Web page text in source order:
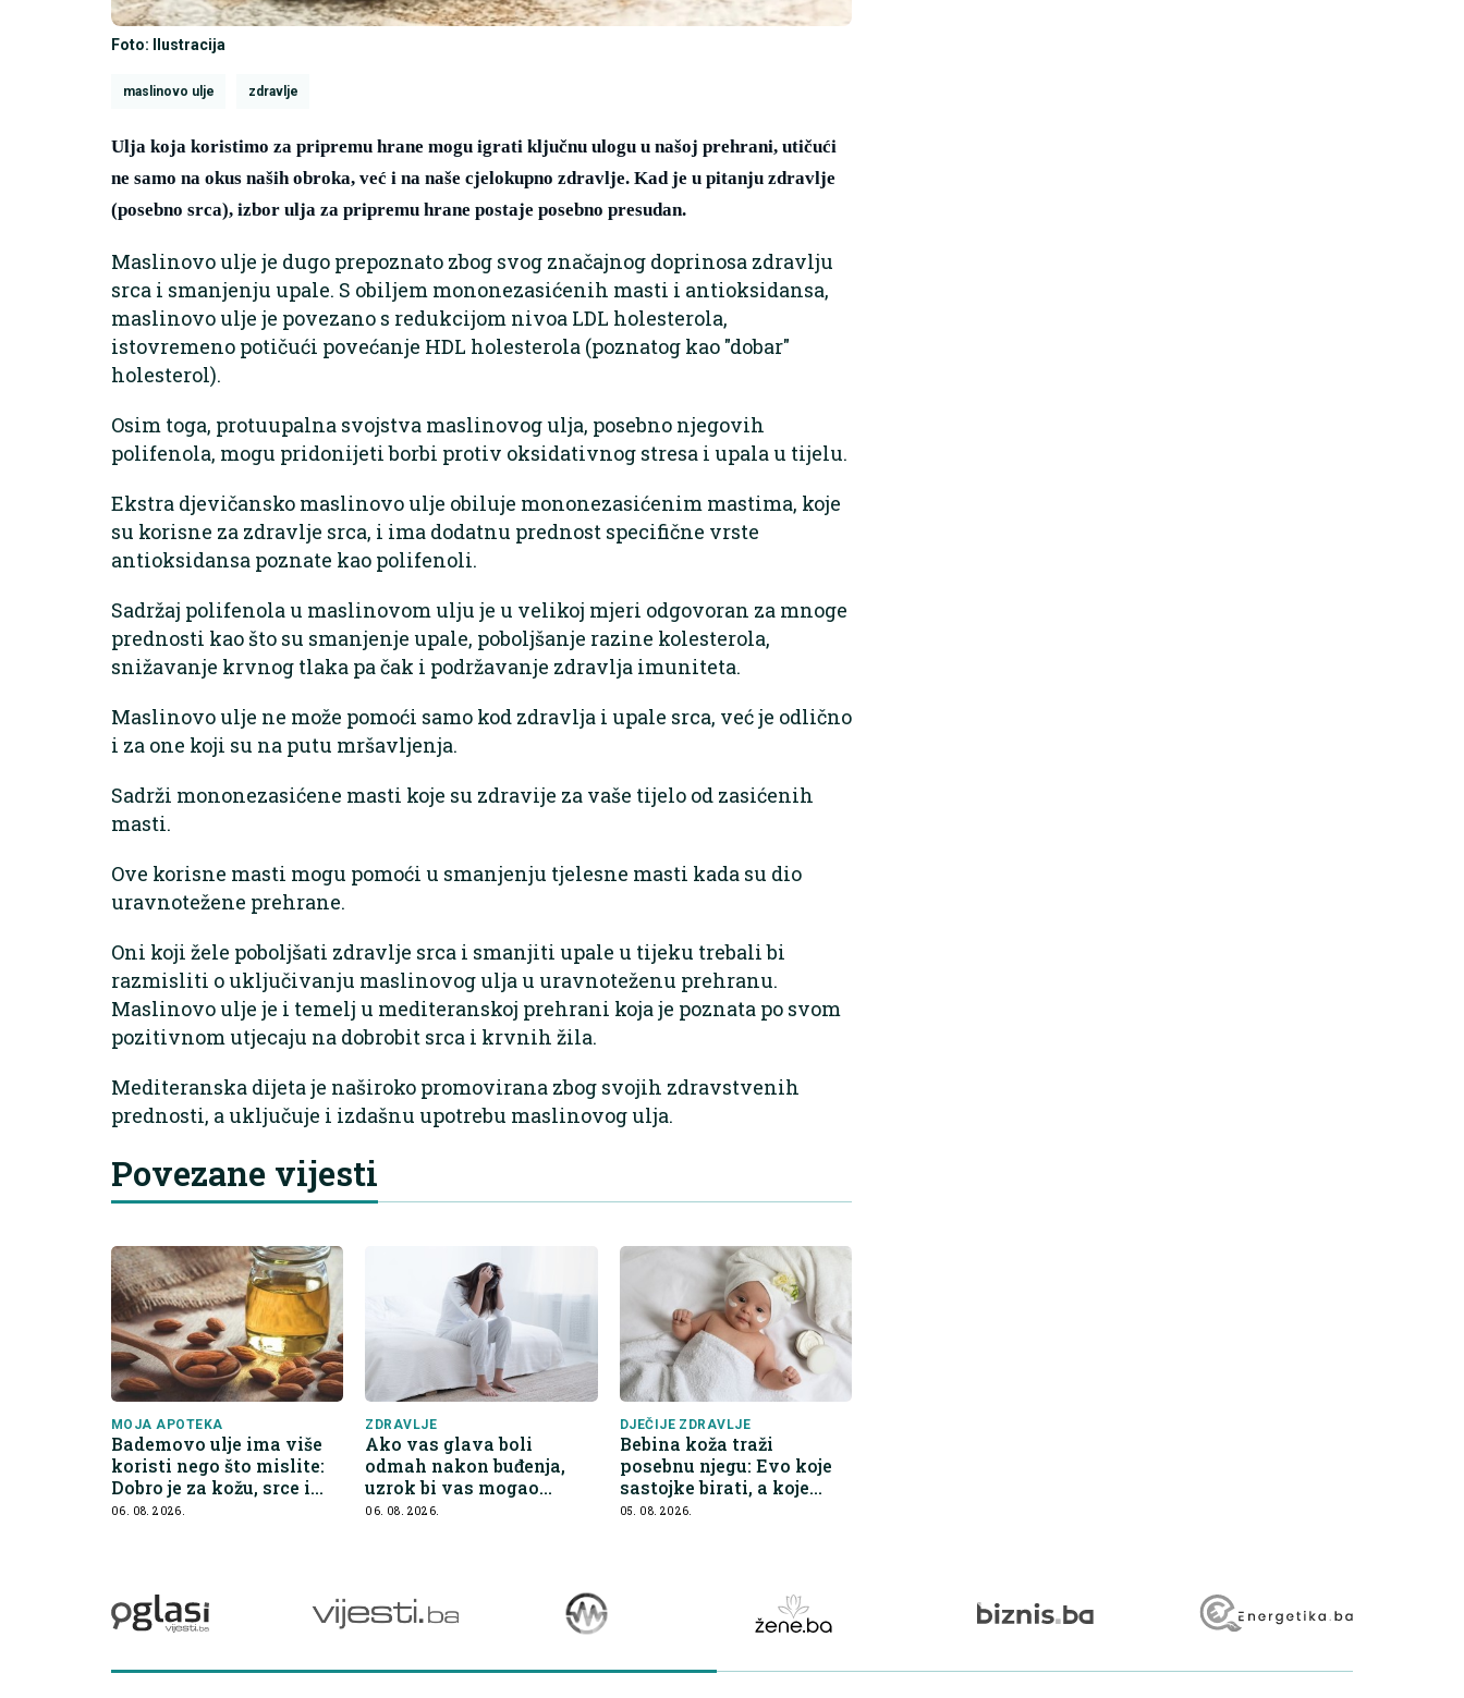
Foto: Ilustracija
maslinovo ulje zdravlje
Ulja koja koristimo za pripremu hrane mogu igrati ključnu ulogu u našoj prehrani, utičući
ne samo na okus naših obroka, već i na naše cjelokupno zdravlje. Kad je u pitanju zdravlje
(posebno srca), izbor ulja za pripremu hrane postaje posebno presudan.
Maslinovo ulje je dugo prepoznato zbog svog značajnog doprinosa zdravlju
srca i smanjenju upale. S obiljem mononezasićenih masti i antioksidansa,
maslinovo ulje je povezano s redukcijom nivoa LDL holesterola,
istovremeno potičući povećanje HDL holesterola (poznatog kao "dobar"
holesterol).
Osim toga, protuupalna svojstva maslinovog ulja, posebno njegovih
polifenola, mogu pridonijeti borbi protiv oksidativnog stresa i upala u tijelu.
Ekstra djevičansko maslinovo ulje obiluje mononezasićenim mastima, koje
su korisne za zdravlje srca, i ima dodatnu prednost specifične vrste
antioksidansa poznate kao polifenoli.
Sadržaj polifenola u maslinovom ulju je u velikoj mjeri odgovoran za mnoge
prednosti kao što su smanjenje upale, poboljšanje razine kolesterola,
snižavanje krvnog tlaka pa čak i podržavanje zdravlja imuniteta.
Maslinovo ulje ne može pomoći samo kod zdravlja i upale srca, već je odlično
i za one koji su na putu mršavljenja.
Sadrži mononezasićene masti koje su zdravije za vaše tijelo od zasićenih
masti.
Ove korisne masti mogu pomoći u smanjenju tjelesne masti kada su dio
uravnotežene prehrane.
Oni koji žele poboljšati zdravlje srca i smanjiti upale u tijeku trebali bi
razmisliti o uključivanju maslinovog ulja u uravnoteženu prehranu.
Maslinovo ulje je i temelj u mediteranskoj prehrani koja je poznata po svom
pozitivnom utjecaju na dobrobit srca i krvnih žila.
Mediteranska dijeta je naširoko promovirana zbog svojih zdravstvenih
prednosti, a uključuje i izdašnu upotrebu maslinovog ulja.
Povezane vijesti
MOJA APOTEKA
Bademovo ulje ima više
koristi nego što mislite:
Dobro je za kožu, srce i
kontrolu apetita
06. 08. 2026.
ZDRAVLJE
Ako vas glava boli
odmah nakon buđenja,
uzrok bi vas mogao
iznenaditi
06. 08. 2026.
DJEČIJE ZDRAVLJE
Bebina koža traži
posebnu njegu: Evo koje
sastojke birati, a koje
preskočiti
05. 08. 2026.